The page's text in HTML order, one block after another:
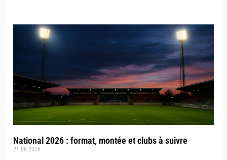
National 2026 : format, montée et clubs à suivre
21.06.2026